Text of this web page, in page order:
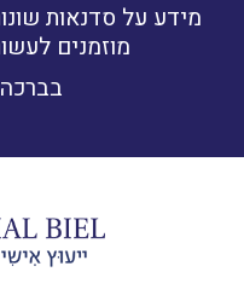
מידע על סדנאות
מוזמנים